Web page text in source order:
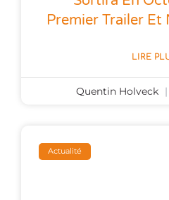
Premier Trailer Et
LIRE
Quentin Holveck
Actualité